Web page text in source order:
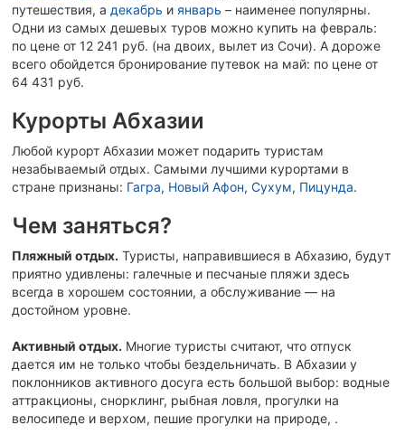
путешествия, а декабрь и январь – наименее популярны.
Одни из самых дешевых туров можно купить на февраль:
по цене от 12 241 руб. (на двоих, вылет из Сочи). А дороже
всего обойдется бронирование путевок на май: по цене от
64 431 руб.
Курорты Абхазии
Любой курорт Абхазии может подарить туристам
незабываемый отдых. Самыми лучшими курортами в
стране признаны: Гагра, Новый Афон, Сухум, Пицунда.
Чем заняться?
Пляжный отдых. Туристы, направившиеся в Абхазию, будут
приятно удивлены: галечные и песчаные пляжи здесь
всегда в хорошем состоянии, а обслуживание — на
достойном уровне.
Активный отдых. Многие туристы считают, что отпуск
дается им не только чтобы бездельничать. В Абхазии у
поклонников активного досуга есть большой выбор: водные
аттракционы, снорклинг, рыбная ловля, прогулки на
велосипеде и верхом, пешие прогулки на природе, .